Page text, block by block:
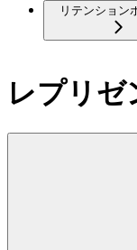
リテンション
レプリゼ